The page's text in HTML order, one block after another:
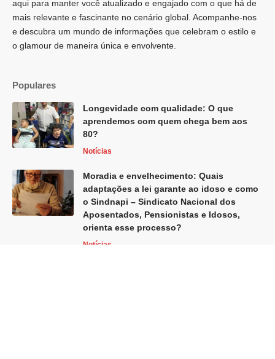
aqui para manter você atualizado e engajado com o que há de
mais relevante e fascinante no cenário global. Acompanhe-nos
e descubra um mundo de informações que celebram o estilo e
o glamour de maneira única e envolvente.
Populares
Longevidade com qualidade: O que
aprendemos com quem chega bem aos
80?
Notícias
Moradia e envelhecimento: Quais
adaptações a lei garante ao idoso e como
o Sindnapi – Sindicato Nacional dos
Aposentados, Pensionistas e Idosos,
orienta esse processo?
Notícias